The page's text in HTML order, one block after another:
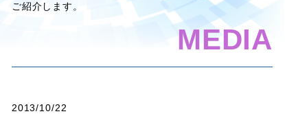
ご紹介します。
MEDIA
2013/10/22